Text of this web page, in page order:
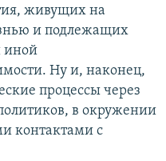
живущих на
и подлежащих
иной
Ну и, наконец,
процессы через
в окружении
контактами с